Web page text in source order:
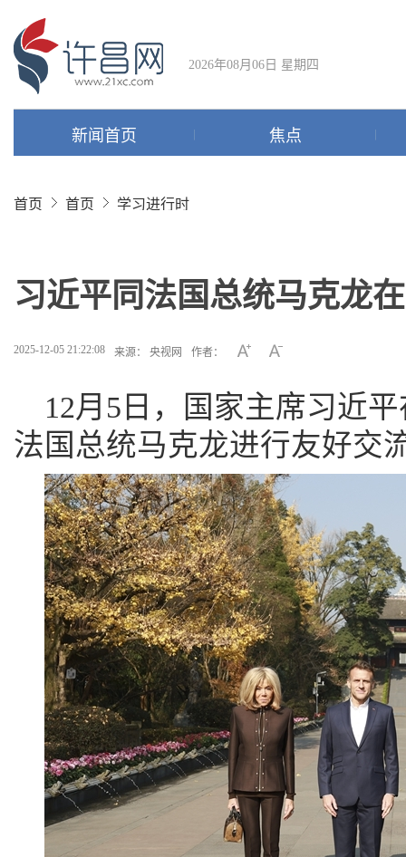
2026年08月06日 星期四
新闻首页 焦点
首页 首页 学习进行时
习近平同法国总统马克龙
2025-12-05 21:22:08 来源： 央视网 作者：
12月5日，国家主席习近
法国总统马克龙进行友好交